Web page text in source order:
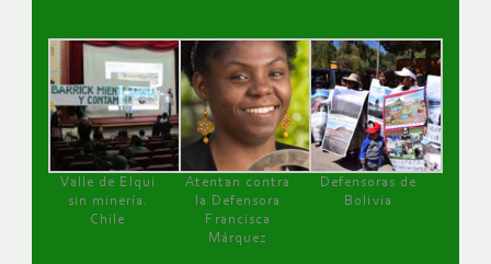
Valle de Elqui
sin minería.
Chile
Atentan contra
la Defensora
Francisca
Márquez
Defensoras de
Bolivia